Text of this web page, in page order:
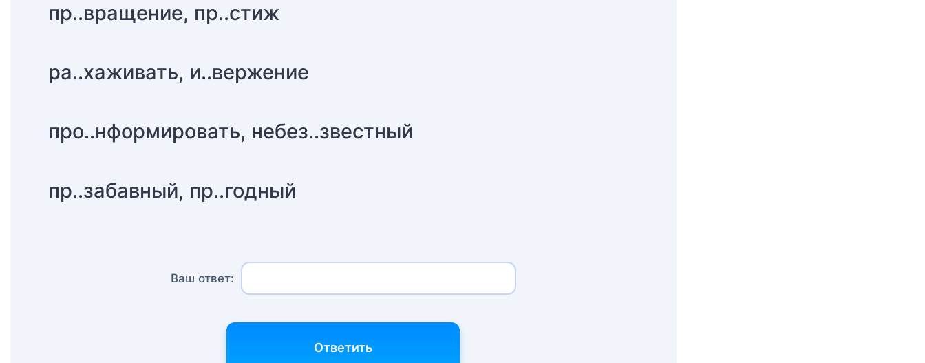
пр..вращение, пр..стиж
ра..хаживать, и..вержение
про..нформировать, небез..звестный
пр..забавный, пр..годный
Ваш ответ:
Ответить